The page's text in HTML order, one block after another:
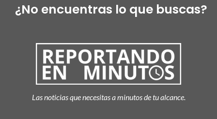
¿No encuentras lo que buscas?
Las noticias que necesitas a minutos de tu alcance.